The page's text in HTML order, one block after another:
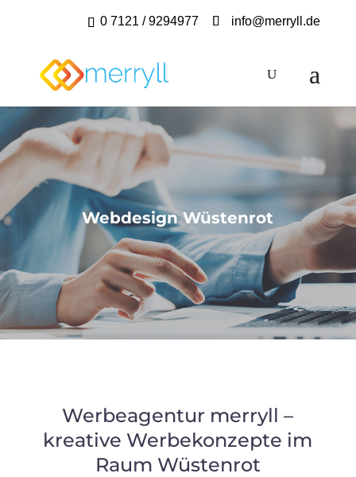
0 7121 / 9294977 info@merryll.de
Webdesign Wüstenrot
Werbeagentur merryll –
kreative Werbekonzepte im
Raum Wüstenrot